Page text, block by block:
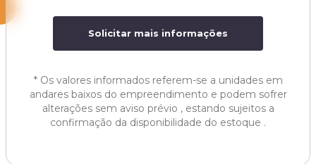
Solicitar mais informações
* Os valores informados referem-se a unidades em
andares baixos do empreendimento e podem sofrer
alterações sem aviso prévio , estando sujeitos a
confirmação da disponibilidade do estoque .